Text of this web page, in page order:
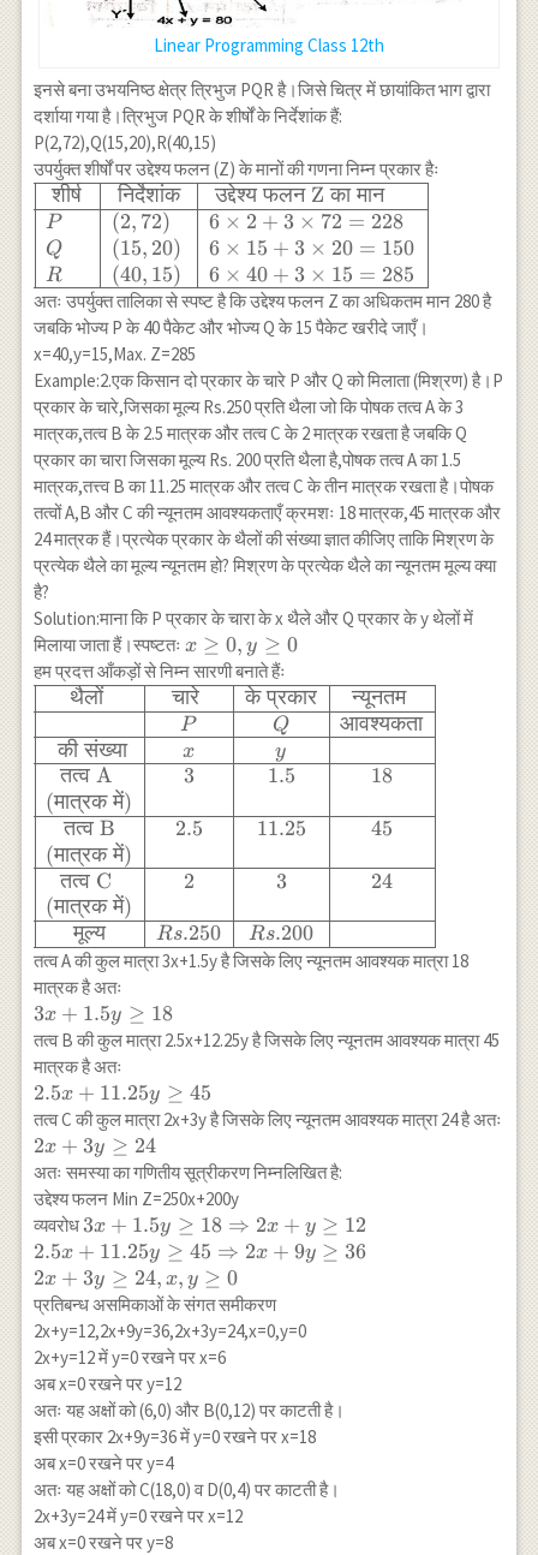
Linear Programming Class 12th
इनसे बना उभयनिष्ठ क्षेत्र त्रिभुज PQR है।जिसे चित्र में छायांकित भाग द्वारा
दर्शाया गया है।त्रिभुज PQR के शीर्षों के निर्देशांक हैं:
P(2,72),Q(15,20),R(40,15)
उपर्युक्त शीर्षों पर उद्देश्य फलन (Z) के मानों की गणना निम्न प्रकार हैः
\begin{array}
{|l|l|l|} \hline
\text { शीर्ष }
& \text {
निर्देशांक } &
\text { उद्देश्य
फलन Z का मान
} \\ \hline P
& (2,72) & 6
\times 2+3
\times
72=228 \\ Q
& (15,20) & 6
\times 15+3
\times
20=150 \\ R
& (40,15) & 6
\times 40+3
\times
15=285 \\
\hline
शीर्ष
P
Q
R
निर्देशांक
(2, 72)
(15, 20)
(40, 15)
उद्देश्य फलनZका मान
6 × 2 + 3 × 72 = 228
6 × 15 + 3 × 20 = 150
6 × 40 + 3 × 15 = 285
अतः उपर्युक्त तालिका से स्पष्ट है कि उद्देश्य फलन Z का अधिकतम मान 280 है
जबकि भोज्य P के 40 पैकेट और भोज्य Q के 15 पैकेट खरीदे जाएँ।
x=40,y=15,Max. Z=285
Example:2.एक किसान दो प्रकार के चारे P और Q को मिलाता (मिश्रण) है।P
प्रकार के चारे,जिसका मूल्य Rs.250 प्रति थैला जो कि पोषक तत्व A के 3
मात्रक,तत्व B के 2.5 मात्रक और तत्व C के 2 मात्रक रखता है जबकि Q
प्रकार का चारा जिसका मूल्य Rs. 200 प्रति थैला है,पोषक तत्व A का 1.5
मात्रक,तत्त्व B का 11.25 मात्रक और तत्व C के तीन मात्रक रखता है।पोषक
तत्वों A,B और C की न्यूनतम आवश्यकताएँ क्रमशः 18 मात्रक,45 मात्रक और
24 मात्रक हैं।प्रत्येक प्रकार के थैलों की संख्या ज्ञात कीजिए ताकि मिश्रण के
प्रत्येक थैले का मूल्य न्यूनतम हो? मिश्रण के प्रत्येक थैले का न्यूनतम मूल्य क्या
है?
Solution:माना कि P प्रकार के चारा के x थैले और Q प्रकार के y थेलों में
मिलाया जाता हैं।स्पष्टतः x
\geq
0, y
\geq
0
x ≥ 0, y ≥ 0
हम प्रदत्त आँकड़ों से निम्न सारणी बनाते हैंः
\begin{array}
{|c|c|c|c|} \hline
\text{थैलों } &
\text{चारे } &
\text{के प्रकार}
& \text{न्यूनतम }
\\ \hline & P &
Q &
\text{आवश्यकता}
\\ \hline \text{
की संख्या} & x &
y & \\ \hline
\text{तत्व A } &
3 & 1.5 & 18 \\
\text{(मात्रक
में)} & & & \\
\hline \text{तत्व
B} & 2.5 &
11.25 & 45 \\
\text{(मात्रक
में)} & & & \\
\hline \text{तत्व
C } & 2 & 3 &
24 \\
\text{(मात्रक
में)} & & & \\
\hline
\text{मूल्य} &
Rs. 250 & Rs.
200 & \\ \hline
\end{array}
थैलों
की संख्या
तत्वA
(मात्रक में)
तत्वB
(मात्रक में)
तत्व C
(मात्रक में)
मूल्य
चारे
P
x
3
2.5
2
Rs.250
के प्रकार
Q
y
1.5
11.25
3
Rs.200
न्यूनतम
आवश्यकता
18
45
24
तत्व A की कुल मात्रा 3x+1.5y है जिसके लिए न्यूनतम आवश्यक मात्रा 18
मात्रक है अतः
3
x+1.5
y
\geq
18
3x + 1.5y ≥ 18
तत्व B की कुल मात्रा 2.5x+12.25y है जिसके लिए न्यूनतम आवश्यक मात्रा 45
मात्रक है अतः
2.5
x+11.25
y \geq
45
2.5x + 11.25y ≥ 45
तत्व C की कुल मात्रा 2x+3y है जिसके लिए न्यूनतम आवश्यक मात्रा 24 है अतः
2
x+3
y
\geq
24
2x + 3y ≥ 24
अतः समस्या का गणितीय सूत्रीकरण निम्नलिखित है:
उद्देश्य फलन Min Z=250x+200y
व्यवरोध3 x+1.5 y
\geq 18
\Rightarrow
2 x+y \geq
12 \\ 2.5
x+11.25 y
\geq 45
\Rightarrow
2 x+9 y
\geq 36 \\ 2
x+3 y \geq
24, x, y
\geq 0
3x + 1.5y ≥ 18 ⇒ 2x + y ≥ 12
2.5x + 11.25y ≥ 45 ⇒ 2x + 9y ≥ 36
2x + 3y ≥ 24, x, y ≥ 0
प्रतिबन्ध असमिकाओं के संगत समीकरण
2x+y=12,2x+9y=36,2x+3y=24,x=0,y=0
2x+y=12 में y=0 रखने पर x=6
अब x=0 रखने पर y=12
अतः यह अक्षों को (6,0) और B(0,12) पर काटती है।
इसी प्रकार 2x+9y=36 में y=0 रखने पर x=18
अब x=0 रखने पर y=4
अतः यह अक्षों को C(18,0) व D(0,4) पर काटती है।
2x+3y=24 में y=0 रखने पर x=12
अब x=0 रखने पर y=8